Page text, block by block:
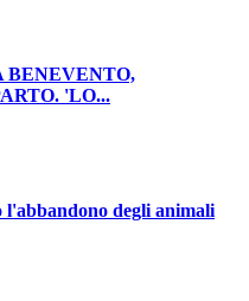
BENEVENTO,
'LO...
l'abbandono degli animali